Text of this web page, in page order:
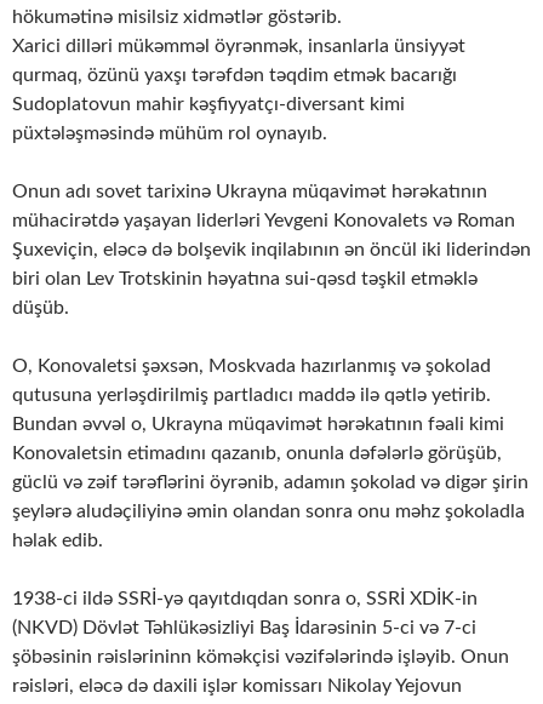
hökumətinə misilsiz xidmətlər göstərib.
Xarici dilləri mükəmməl öyrənmək, insanlarla ünsiyyət
qurmaq, özünü yaxşı tərəfdən təqdim etmək bacarığı
Sudoplatovun mahir kəşfiyyatçı-diversant kimi
püxtələşməsində mühüm rol oynayıb.
Onun adı sovet tarixinə Ukrayna müqavimət hərəkatının
mühacirətdə yaşayan liderləri Yevgeni Konovalets və Roman
Şuxeviçin, eləcə də bolşevik inqilabının ən öncül iki liderindən
biri olan Lev Trotskinin həyatına sui-qəsd təşkil etməklə
düşüb.
O, Konovaletsi şəxsən, Moskvada hazırlanmış və şokolad
qutusuna yerləşdirilmiş partladıcı maddə ilə qətlə yetirib.
Bundan əvvəl o, Ukrayna müqavimət hərəkatının fəali kimi
Konovaletsin etimadını qazanıb, onunla dəfələrlə görüşüb,
güclü və zəif tərəflərini öyrənib, adamın şokolad və digər şirin
şeylərə aludəçiliyinə əmin olandan sonra onu məhz şokoladla
həlak edib.
1938-ci ildə SSRİ-yə qayıtdıqdan sonra o, SSRİ XDİK-in
(NKVD) Dövlət Təhlükəsizliyi Baş İdarəsinin 5-ci və 7-ci
şöbəsinin rəislərininn köməkçisi vəzifələrində işləyib. Onun
rəisləri, eləcə də daxili işlər komissarı Nikolay Yejovun